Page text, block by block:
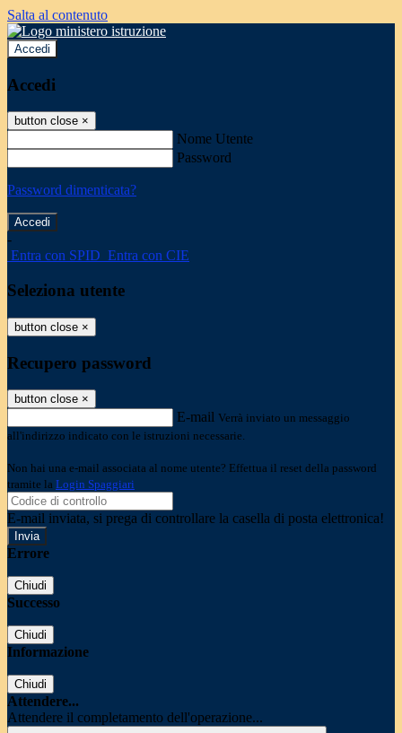
Salta al contenuto
Accedi
Accedi
button close ×
Nome Utente
Password
Password dimenticata?
-
Entra con SPID Entra con CIE
Seleziona utente
button close ×
Recupero password
button close ×
E-mail Verrà inviato un messaggio
all'indirizzo indicato con le istruzioni necessarie.
Non hai una e-mail associata al nome utente? Effettua il reset della password
tramite la Login Spaggiari
E-mail inviata, si prega di controllare la casella di posta elettronica!
Errore
Chiudi
Successo
Chiudi
Informazione
Chiudi
Attendere...
Attendere il completamento dell'operazione...